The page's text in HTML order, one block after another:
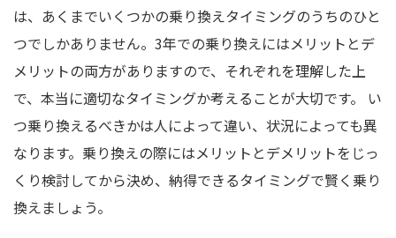
は、あくまでいくつかの乗り換えタイミングのうちのひと
つでしかありません。3年での乗り換えにはメリットとデ
メリットの両方がありますので、それぞれを理解した上
で、本当に適切なタイミングか考えることが大切です。 い
つ乗り換えるべきかは人によって違い、状況によっても異
なります。乗り換えの際にはメリットとデメリットをじっ
くり検討してから決め、納得できるタイミングで賢く乗り
換えましょう。